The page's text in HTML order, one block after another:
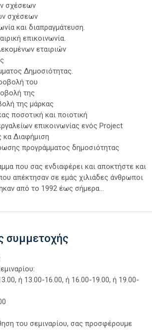
σχέσεων
σχέσεων
και διαπραγμάτευση.
επικοινωνία.
εταιριών
Δημοσιότητας.
του
της
της μάρκας
ποσοτική και ποιοτική
επικοινωνίας ενός Project
κα Διαφήμιση
προγράμματος δημοσιότητας
που σας ενδιαφέρει και αποκτήστε και
απέκτησαν σε εμάς χιλιάδες άνθρωποι
από το 1992 έως σήμερα...
συμμετοχής
ή 13.00-16.00, ή 16.00-19.00, ή 19.00-
του σεμιναρίου, σας προσφέρουμε